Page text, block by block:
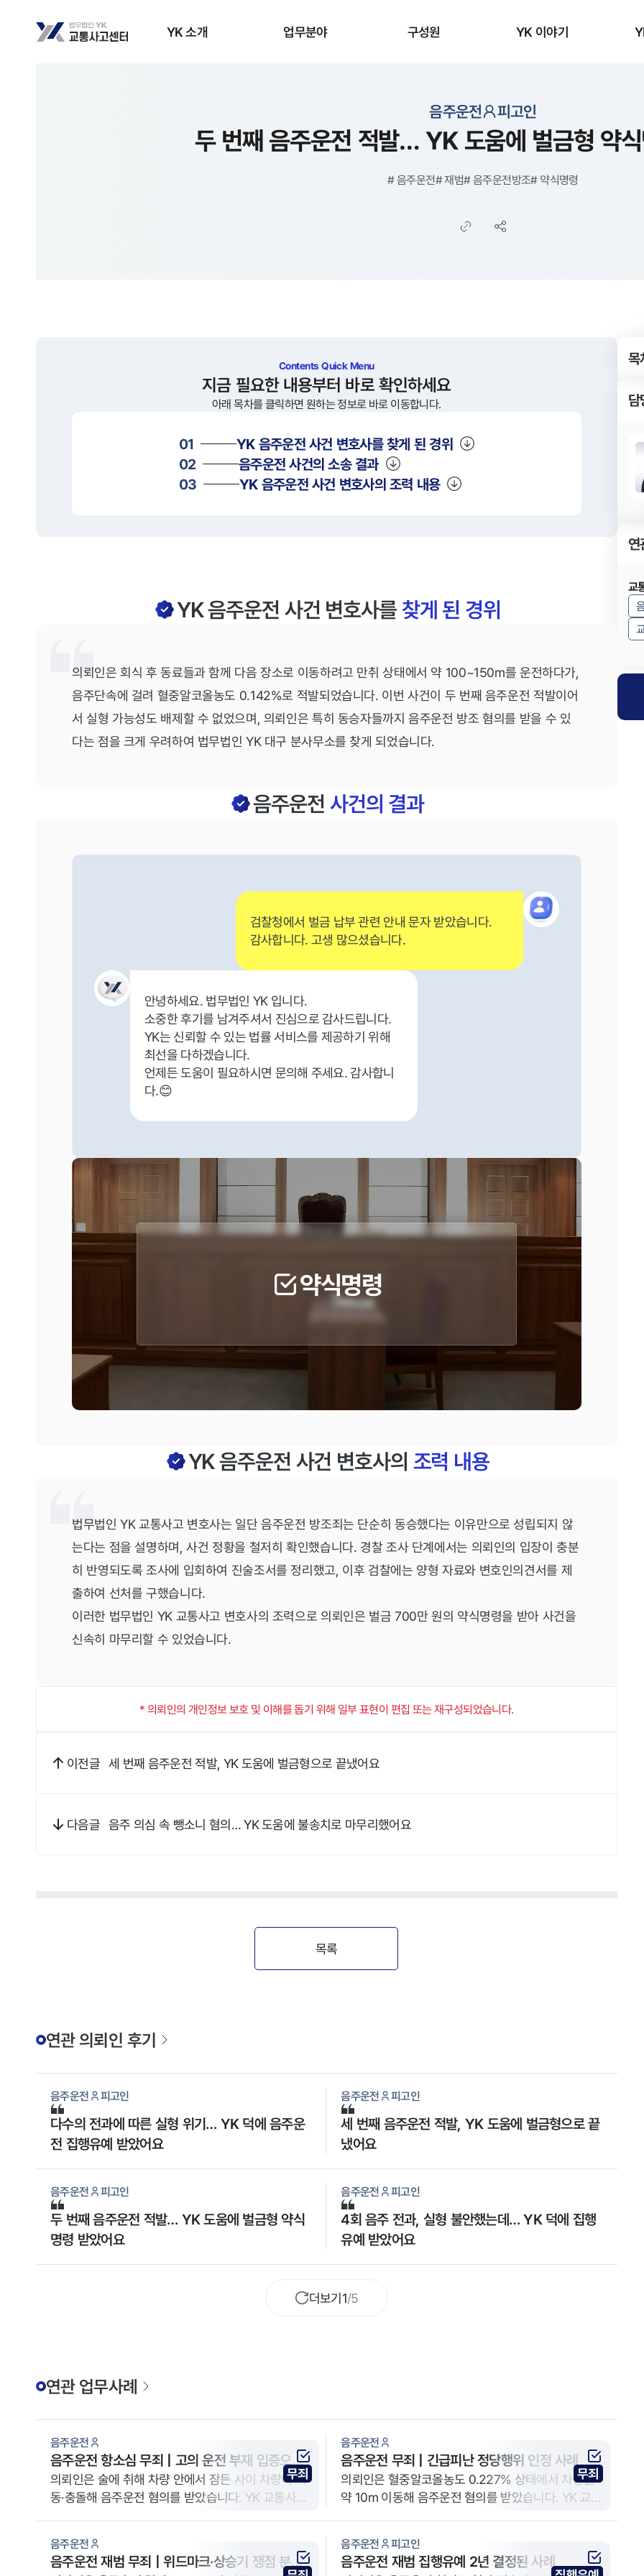
YK 소개 업무분야 구성원 YK 이야기
음주운전 피고인
두 번째 음주운전 적발… YK 도움에 벌금형 약
#음주운전#재범#음주운전방조#약식명령
Contents Quick Menu
지금 필요한 내용부터 바로 확인하세요
아래 목차를 클릭하면 원하는 정보로 바로 이동합니다.
01 YK음주운전사건 변호사를 찾게 된 경위
02
음주운전사건의 소송 결과
03
YK음주운전사건 변호사의 조력 내용
YK 음주운전 사건 변호사를찾게 된 경위
의뢰인은 회식 후 동료들과 함께 다음 장소로 이동하려고 만취 상태에서 약 100~150m를 운전하다가,
음주단속에 걸려 혈중알코올농도 0.142%로 적발되었습니다. 이번 사건이 두 번째 음주운전 적발이어
서 실형 가능성도 배제할 수 없었으며, 의뢰인은 특히 동승자들까지 음주운전 방조 혐의를 받을 수 있
다는 점을 크게 우려하여 법무법인 YK 대구 분사무소를 찾게 되었습니다.
음주운전사건의 결과
검찰청에서 벌금 납부 관련 안내 문자 받았습니다.
감사합니다. 고생 많으셨습니다.
안녕하세요. 법무법인 YK 입니다.
소중한 후기를 남겨주셔서 진심으로 감사드립니다.
YK는 신뢰할 수 있는 법률 서비스를 제공하기 위해
최선을 다하겠습니다.
언제든 도움이 필요하시면 문의해 주세요. 감사합니
다.😊
약식명령
YK 음주운전 사건 변호사의 조력 내용
법무법인 YK 교통사고 변호사는 일단 음주운전 방조죄는 단순히 동승했다는 이유만으로 성립되지 않
는다는 점을 설명하며, 사건 정황을 철저히 확인했습니다. 경찰 조사 단계에서는 의뢰인의 입장이 충분
히 반영되도록 조사에 입회하여 진술조서를 정리했고, 이후 검찰에는 양형 자료와 변호인의견서를 제
출하여 선처를 구했습니다.
이러한 법무법인 YK 교통사고 변호사의 조력으로 의뢰인은 벌금 700만 원의 약식명령을 받아 사건을
신속히 마무리할 수 있었습니다.
* 의뢰인의 개인정보 보호 및 이해를 돕기 위해 일부 표현이 편집 또는 재구성되었습니다.
이전글 세 번째 음주운전 적발, YK 도움에 벌금형으로 끝냈어요
다음글 음주 의심 속 뺑소니 혐의… YK 도움에 불송치로 마무리했어요
목록
연관 의뢰인 후기
음주운전 피고인
다수의 전과에 따른 실형 위기… YK 덕에 음주운
전 집행유예 받았어요
음주운전 피고인
세 번째 음주운전 적발, YK 도움에 벌금형으로 끝
냈어요
음주운전 피고인
두 번째 음주운전 적발… YK 도움에 벌금형 약식
명령 받았어요
음주운전 피고인
4회 음주 전과, 실형 불안했는데… YK 덕에 집행
유예 받았어요
더보기1/5
연관 업무사례
음주운전
음주운전 항소심 무죄 | 고의 운전 부재 입증으로
검사항소 기각
의뢰인은 술에 취해 차량 안에서 잠든 사이 차량이 이
동·충돌해 음주운전 혐의를 받았습니다. YK 교통사고
않았다는 점을 주장했고, 항소심에서 검사의 항소가
기각되어 무죄 판단이 유지됐습니다.
무죄
음주운전
음주운전 무죄 | 긴급피난 정당행위 인정 사례
의뢰인은 혈중알코올농도 0.227% 상태에서 차량을
약 10m 이동해 음주운전 혐의를 받았습니다. YK 교통
치였음을 입증해 무죄를 이끌어냈습니다.
무죄
음주운전
음주운전 재범 무죄 | 위드마크·상승기 쟁점 분석
음주운전 피고인
음주운전 재범 집행유예 2년 결정된 사례
목
연
교